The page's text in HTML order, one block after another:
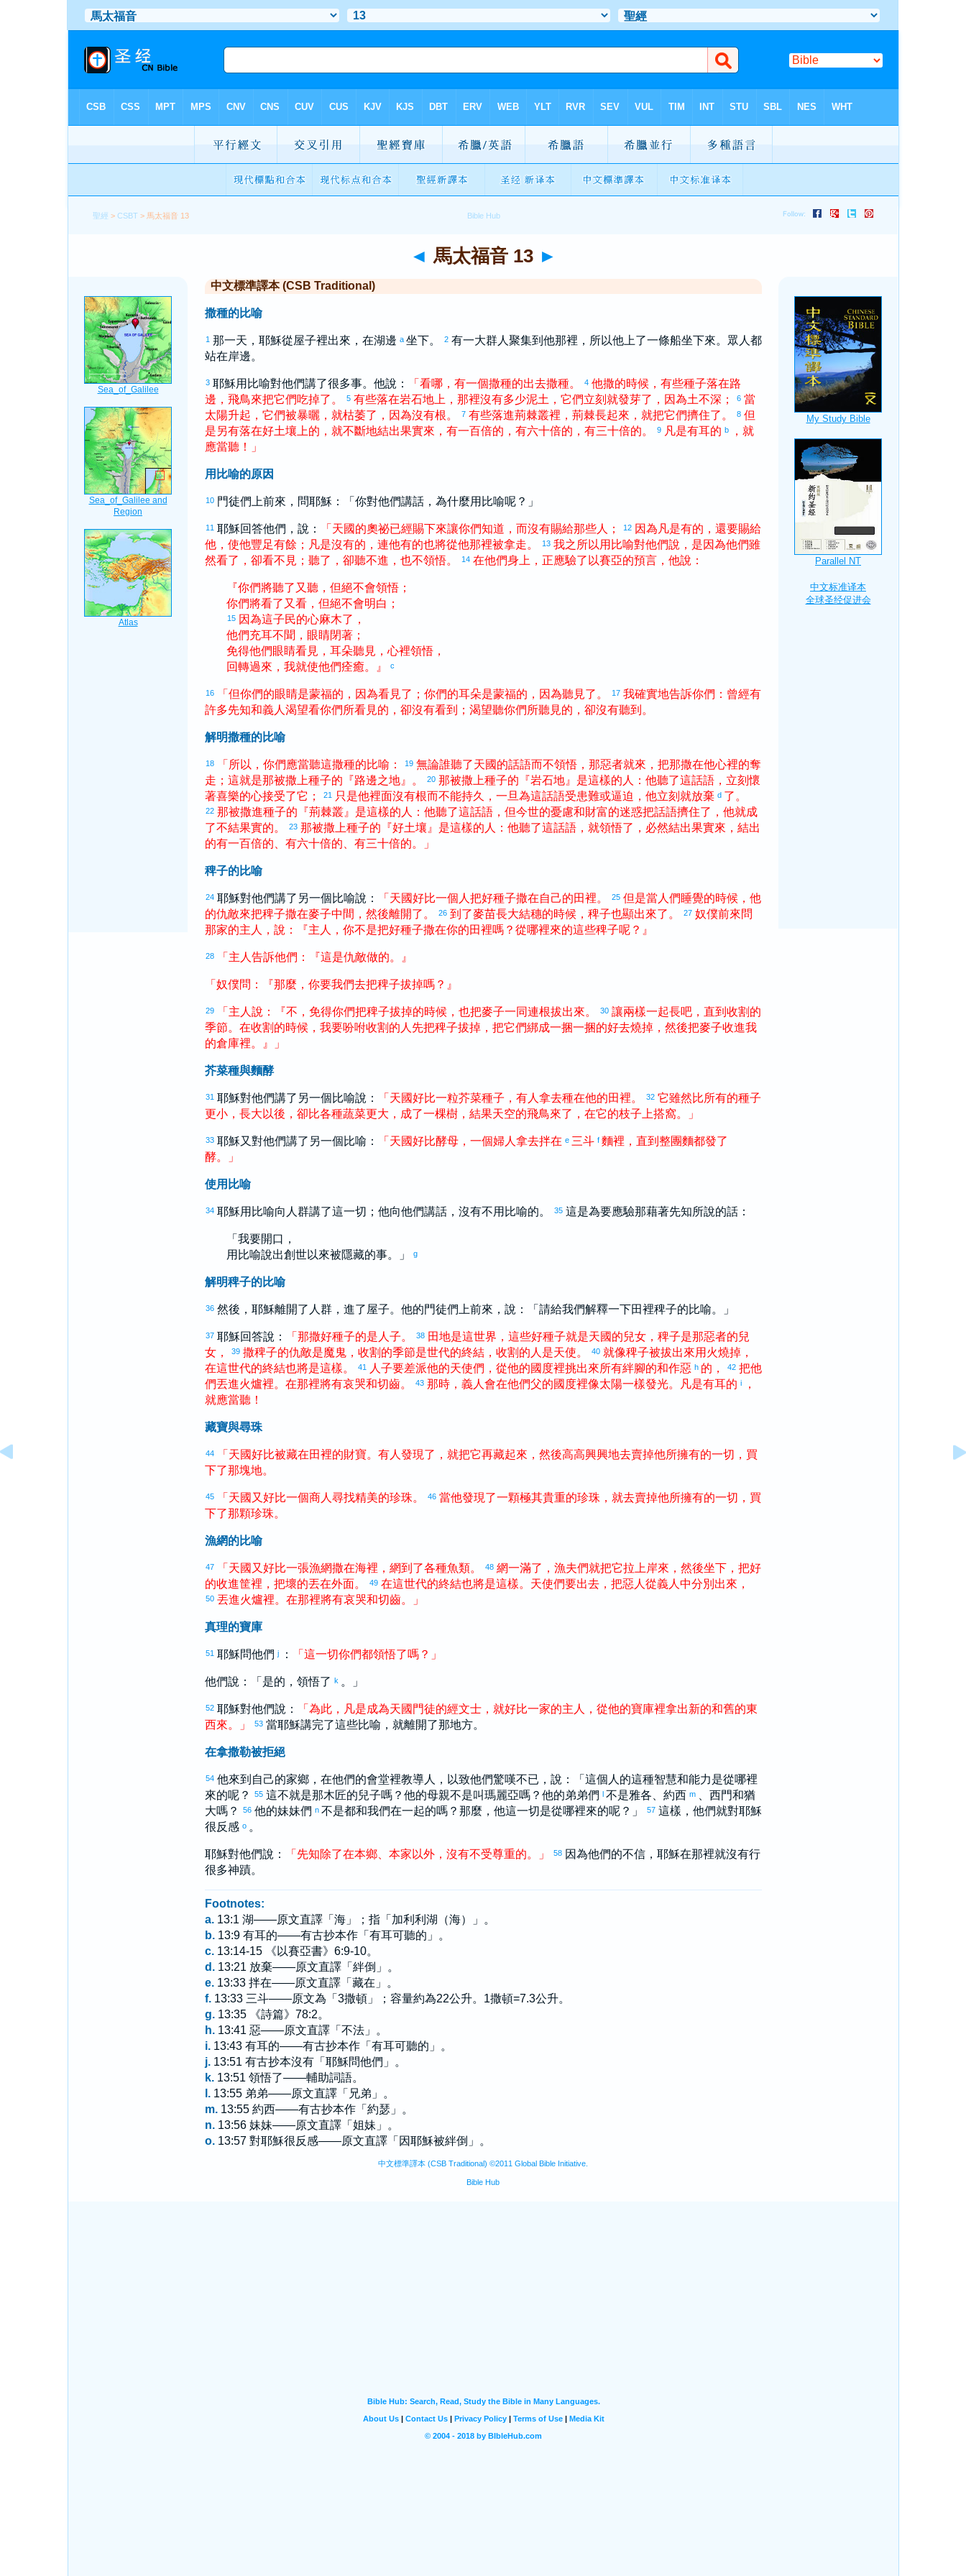
聖經 >CSBT > 馬太福音 13
◄ 馬太福音 13 ►
中文標準譯本 (CSB Traditional)
撒種的比喻
1 那一天，耶穌從屋子裡出來，在湖邊 a 坐下。 2 有一大群人聚集到他那裡，所以他上了一條船坐下來。眾人都
站在岸邊。
3 耶穌用比喻對他們講了很多事。他說： 「 看哪， 有一個撒種的出去撒種。 4 他撒的時候， 有些種子落在路
邊 ， 飛鳥來把它們吃掉了 。 5 有些落在岩石地上 ， 那裡沒有多少泥土 ， 它們立刻 就發芽了 ， 因為土不深 ； 6 當
太陽升起 ， 它們被暴曬 ， 就枯萎了 ， 因為沒有根。 7 有些落進荊棘叢裡 ， 荊棘長起來 ， 就把它們擠住了 。 8 但
是另有落在好土壤 上的 ， 就不斷地結出果實來 ， 有一百倍的 ， 有六十倍的 ， 有三十倍的。 9 凡是有耳的 b ， 就
應當聽！ 」
用比喻的原因
10 門徒們上前來，問耶穌：「你對他們講話，為什麼用比喻呢？」
11 耶穌回答他們，說： 「 天國的奧祕已經賜下來讓你們知道 ， 而沒有賜給那些人 ； 12 因為 凡是有的 ， 還要賜給
他， 使他豐足有餘 ； 凡是沒有的 ， 連他有的也將從他那裡被拿走。 13 我之所以 用 比喻對他們說 ， 是因為他們雖
然看了 ， 卻看不 見 ； 聽了 ， 卻聽不進 ， 也不領悟。 14 在他們身上 ， 正應驗了 以賽亞的預言， 他說 ：
『你們將聽了 又 聽， 但絕不會領悟；
你們將看了 又 看， 但絕不會明白 ；
15 因為這子民的心麻木了 ，
他們充耳不聞 ， 眼睛閉著；
免得他們 眼睛看見 ， 耳朵聽見 ， 心裡領悟，
回轉過來 ， 我就使他們痊癒。 』 c
16 「 但你們的眼睛是蒙福的 ， 因為看見了 ； 你們的耳朵是蒙福的 ， 因為聽見了 。 17 我確實地告訴你們 ： 曾經有
許多先知和義人 渴望看你們 所看見的 ， 卻沒有看到 ； 渴望聽你們 所聽見的 ， 卻沒有聽到 。
解明撒種的比喻
18 「 所以 ， 你們 應當聽這撒種的比喻 ： 19 無論誰聽了天國的話語而不領悟， 那惡者就來 ， 把那撒在他心裡的奪
走 ； 這就是那被撒上種子的 『路邊之地』 。 20 那被撒上種子的 『岩石地』 是這樣的 人 ： 他聽了這話語， 立刻懷
著喜樂的心接受了它 ； 21 只是他裡面沒有根而不能持久 ， 一旦為這話語受患難或逼迫 ， 他立刻 就放棄 d 了 。
22 那被撒進種子的 『荊棘叢』 是這樣的 人 ： 他聽了這話語， 但今世的憂慮和財富的迷惑把話語擠住了 ， 他就成
了不結果實的。 23 那被撒上種子的 『好土壤 』 是這樣的 人 ： 他聽了這話語， 就領悟了 ， 必然結出果實來 ， 結出
的有一百倍的 有六十倍的 有三十倍的。 」
稗子的比喻
24 耶穌對他們講了另一個比喻說： 「 天國好比一個 人 把好種子撒在自己的田裡。 25 但是當 人們睡覺的時候， 他
的仇敵來把稗子撒在麥子中間 ， 然後離開了 。 26 到 了麥苗長大結穗的時候， 稗子也顯出來了 。 27 奴僕前來問
那家的主人 ， 說 ： 『主人 ， 你不是把好種子撒在你的田裡嗎？ 從哪裡來的這些稗子呢？ 』
28 「 主人 告訴他們 ： 『這是仇敵做的。 』
「 奴僕問 ： 『那麼 ， 你要我們去把稗子拔掉嗎？ 』
29 「 主人 說 ： 『不 ， 免得你們把稗子拔掉的時候， 也把麥子一同連根拔出來。 30 讓兩樣一起長吧， 直到 收割 的
季節。 在收割 的時候， 我要吩咐收割 的 人 先把稗子拔掉， 把它們綁成一捆一捆的好去燒掉， 然後把麥子收進我
的倉庫裡。 』 」
芥菜種與麵酵
31 耶穌對他們講了另一個比喻說： 「 天國好比一粒芥菜種子 ， 有人 拿去種在他的田裡。 32 它雖然比所有的種子
更小， 長大 以後 ， 卻比各種蔬菜更大 ， 成了一棵樹， 結果天空的飛鳥來了 ， 在它的枝子 上搭窩。 」
33 耶穌又對他們講了另一個比喻： 「 天國好比酵母， 一個婦人 拿去拌在 e 三斗 f 麵裡 ， 直到 整團麵都發了
酵。 」
使用比喻
34 耶穌用比喻向人群講了這一切；他向他們講話，沒有不用比喻的。 35 這是為要應驗那藉著先知所說的話：
「我要開口，
用比喻說出創世以來被隱藏的事。」
g
解明稗子的比喻
36 然後，耶穌離開了人群，進了屋子。他的門徒們上前來，說：「請給我們解釋一下田裡稗子的比喻。」
37 耶穌回答說： 「 那撒好種子的是 人子。 38 田地是這世界 ， 這些好種子就是天國的兒女， 稗子是那惡者的兒
女， 39 撒稗子的仇敵是魔鬼， 收割 的季節是世代的終結， 收割 的 人 是天使。 40 就像稗子被拔出來用 火燒掉，
在這世代的終結也將是這樣。 41 人子要差派他的天使們 ， 從他的國度裡挑出來所有絆腳的和作惡 h 的 ， 42 把他
們丟進火爐裡。 在那裡將有哀哭和切齒。 43 那時， 義人 會在他們父的國度裡像太陽一樣發光。 凡是有耳的 i
，
就應當聽！
藏寶與尋珠
44 「 天國好比被藏在田裡的財寶。 有人 發現了 ， 就把它再藏起來 ， 然後高高興興地去賣掉他所擁有的一切 ， 買
下了那塊地。
45 「 天國 又 好比一個商人 尋找精美的珍珠。 46 當他發現了一顆極其貴重的珍珠 ， 就去賣掉他所擁有的一切 ， 買
下了那顆珍珠。
漁網的比喻
47 「 天國 又 好比一張漁網撒在海裡 ， 網到 了各種魚類。 48 網一滿了 ， 漁夫們就把它拉上 岸來 ， 然後坐下， 把好
的收進筐裡 ， 把壞的丟在外面。 49 在這世代的終結也將是這樣。 天使們要出去， 把惡人 從義人 中分別 出來 ，
50 丟進火爐裡。 在那裡將有哀哭和切齒。 」
真理的寶庫
51 耶穌問他們 j ： 「 這一切你們都領悟了嗎？ 」
他們說：「是的，領悟了 k 。」
52 耶穌對他們說： 「 為此， 凡是成為天國 門徒的經文士， 就好比一家的主人 ， 從他的寶庫裡拿出新的和舊的東
西來。 」 53 當耶穌講完了這些比喻，就離開了那地方。
在拿撒勒被拒絕
54 他來到自己的家鄉，在他們的會堂裡教導人，以致他們驚嘆不已，說：「這個人的這種智慧和能力是從哪裡
來的呢？
55 這不就是那木匠的兒子嗎？他的母親不是叫瑪麗亞嗎？他的弟弟們 l 不是雅各 約西 m 西門和猶
大嗎？ 56 他的妹妹們 n 不是都和我們在一起的嗎？那麼，他這一切是從哪裡來的呢？」 57 這樣，他們就對耶穌
很反感 o 。
耶穌對他們說： 「 先知除了在本鄉、 本家 以外， 沒有不受尊重的。 」 58 因為他們的不信，耶穌在那裡就沒有行
很多神蹟。
Footnotes:
a. 13:1 湖——原文直譯「海」；指「加利利湖（海）」。
b. 13:9 有耳的——有古抄本作「有耳可聽的」。
c. 13:14-15 《以賽亞書》6:9-10。
d. 13:21 放棄——原文直譯「絆倒」。
e. 13:33 拌在——原文直譯「藏在」。
f. 13:33 三斗——原文為「3撒頓」；容量約為22公升。1撒頓=7.3公升。
g. 13:35 《詩篇》78:2。
h. 13:41 惡——原文直譯「不法」。
i. 13:43 有耳的——有古抄本作「有耳可聽的」。
j. 13:51 有古抄本沒有「耶穌問他們」。
k. 13:51 領悟了——輔助詞語。
l. 13:55 弟弟——原文直譯「兄弟」。
m. 13:55 約西——有古抄本作「約瑟」。
n. 13:56 妹妹——原文直譯「姐妹」。
o. 13:57 對耶穌很反感——原文直譯「因耶穌被絆倒」。
中文標準譯本 (CSB Traditional) ©2011 Global Bible Initiative.
Bible Hub